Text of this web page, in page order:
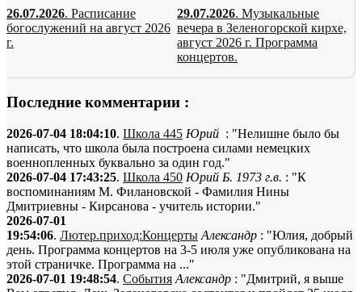
26.07.2026. Расписание
богослужений на август 2026
г.
29.07.2026. Музыкальные
вечера в Зеленогорской кирхе,
август 2026 г. Программа
концертов.
Последние комментарии :
2026-07-04 18:04:10. Школа 445 Юрий : "Нелишне было бы
написать, что школа была построена силами немецких
военнопленных буквально за один год."
2026-07-04 17:43:25. Школа 450 Юрий Б. 1973 г.в. : "К
воспоминаниям М. Филановской - Фамилия Нины
Дмитриевны - Кирсанова - учитель истории."
2026-07-01
19:54:06. Лютер.приход:Концерты Александр : "Юлия, добрый
день. Программа концертов на 3-5 июля уже опубликована на
этой страничке. Программа на ..."
2026-07-01 19:48:54. События Александр : "Дмитрий, я выше